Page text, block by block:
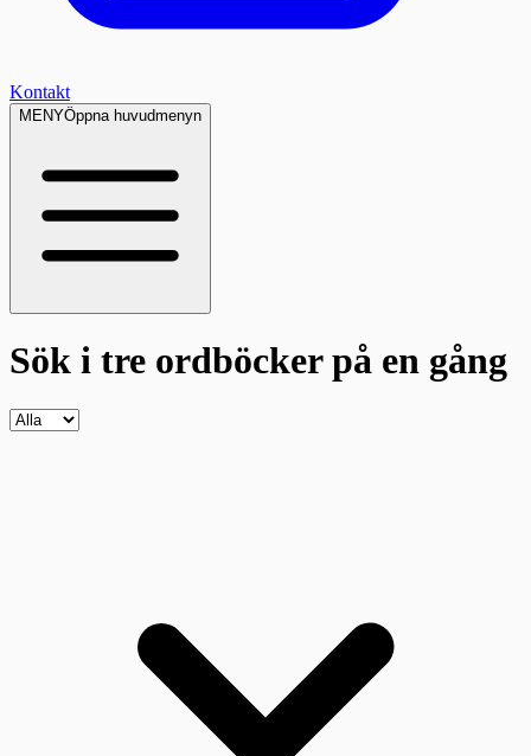
Kontakt
MENYÖppna huvudmenyn
Sök i tre ordböckerpå en gång